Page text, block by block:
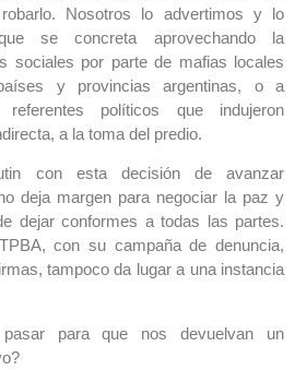
Nosotros lo advertimos y lo
se concreta aprovechando la
sociales por parte de mafias locales
y provincias argentinas, o a
políticos que indujeron
a la toma del predio.
con esta decisión de avanzar
deja margen para negociar la paz y
dejar conformes a todas las partes.
con su campaña de denuncia,
tampoco da lugar a una instancia
para que nos devuelvan un